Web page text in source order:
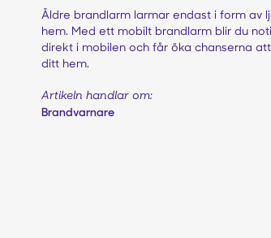
Äldre brandlarm larmar endast i form av
hem. Med ett mobilt brandlarm blir du
direkt i mobilen och får öka chanserna
ditt hem.
Artikeln handlar om:
Brandvarnare